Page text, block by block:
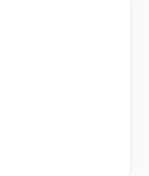
ra lỗi này, dưới đây
và hoạt động